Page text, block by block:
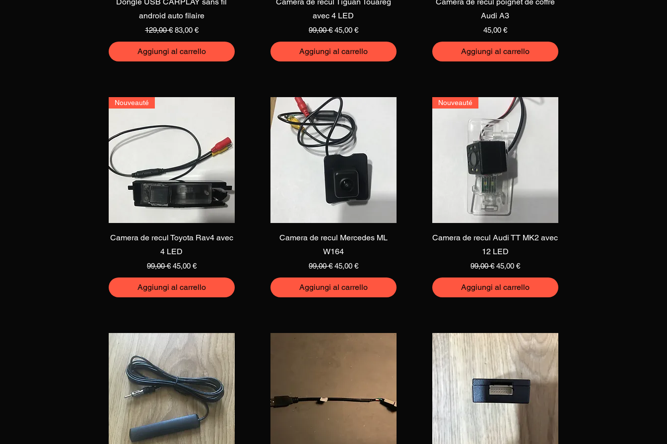
android auto filaire
Prezzo regolare
129,00 € Prezzo scontato
83,00 €
Aggiungi al carrello
avec 4 LED
Prezzo regolare
99,00 € Prezzo scontato
45,00 €
Aggiungi al carrello
Audi A3
Prezzo
45,00 €
Aggiungi al carrello
Vista rapida
Nouveauté
Camera de recul Toyota Rav4 avec
4 LED
Prezzo regolare
99,00 € Prezzo scontato
45,00 €
Aggiungi al carrello
Vista rapida
Camera de recul Mercedes ML
W164
Prezzo regolare
99,00 € Prezzo scontato
45,00 €
Aggiungi al carrello
Vista rapida
Nouveauté
Camera de recul Audi TT MK2 avec
12 LED
Prezzo regolare
99,00 € Prezzo scontato
45,00 €
Aggiungi al carrello